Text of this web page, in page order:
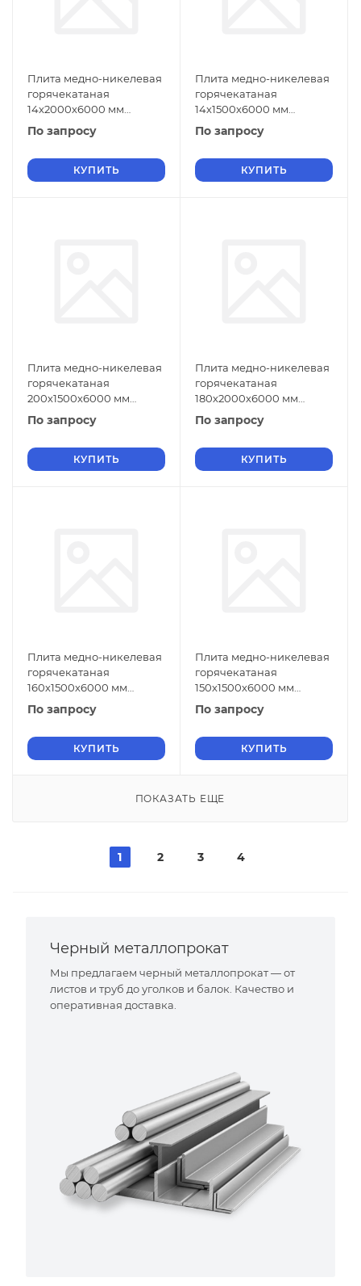
Плита медно-никелевая
горячекатаная
14х2000х6000 мм
МНЖМц30-1-1 ГОСТ 492-
По запросу
КУПИТЬ
Плита медно-никелевая
горячекатаная
14х1500х6000 мм
МНЖМц30-1-1 ГОСТ 492-
По запросу
КУПИТЬ
Плита медно-никелевая
горячекатаная
200х1500х6000 мм
НМЖМц28-2,5-1,5 ГОСТ
492-2006
По запросу
КУПИТЬ
Плита медно-никелевая
горячекатаная
180х2000х6000 мм
НМЖМц28-2,5-1,5 ГОСТ
492-2006
По запросу
КУПИТЬ
Плита медно-никелевая
горячекатаная
160х1500х6000 мм
НМЖМц28-2,5-1,5 ГОСТ
492-2006
По запросу
КУПИТЬ
Плита медно-никелевая
горячекатаная
150х1500х6000 мм
НМЖМц28-2,5-1,5 ГОСТ
492-2006
По запросу
КУПИТЬ
ПОКАЗАТЬ ЕЩЕ
1 2 3 4
Черный металлопрокат
Мы предлагаем черный металлопрокат — от
листов и труб до уголков и балок. Качество и
оперативная доставка.